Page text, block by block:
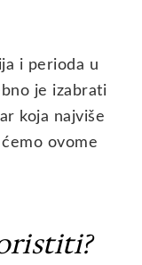
i perioda u
je izabrati
koja najviše
ovome